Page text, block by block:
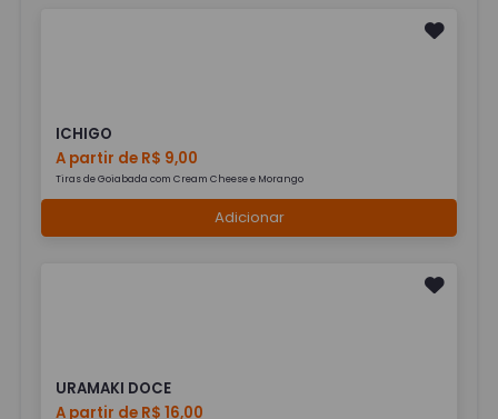
ICHIGO
A partir de R$ 9,00
Tiras de Goiabada com Cream Cheese e Morango
Adicionar
URAMAKI DOCE
A partir de R$ 16,00